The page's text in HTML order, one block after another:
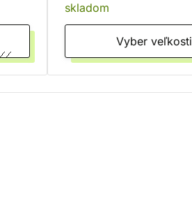
skladom
Vyber veľkosti